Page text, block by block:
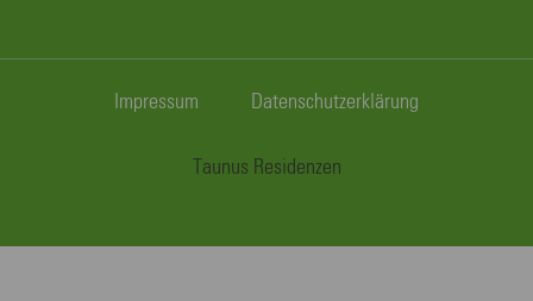
Impressum Datenschutzerklärung
Taunus Residenzen